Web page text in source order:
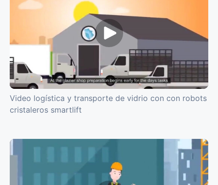
Video logística y transporte de vidrio con con robots
cristaleros smartlift